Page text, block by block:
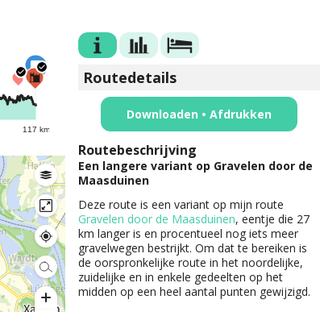
Routedetails
Downloaden • Afdrukken
Routebeschrijving
Een langere variant op Gravelen door de
Maasduinen
Deze route is een variant op mijn route
Gravelen door de Maasduinen, eentje die 27
km langer is en procentueel nog iets meer
gravelwegen bestrijkt. Om dat te bereiken is
de oorspronkelijke route in het noordelijke,
zuidelijke en in enkele gedeelten op het
midden op een heel aantal punten gewijzigd.
117 km